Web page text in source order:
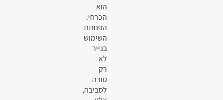
הוא
הכרחי.
הפחתת
השימוש
בנייר
לא
רק
טובה
לסביבה,